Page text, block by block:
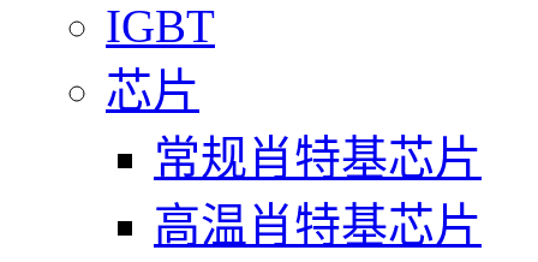
IGBT
芯片
常规肖特基芯片
高温肖特基芯片